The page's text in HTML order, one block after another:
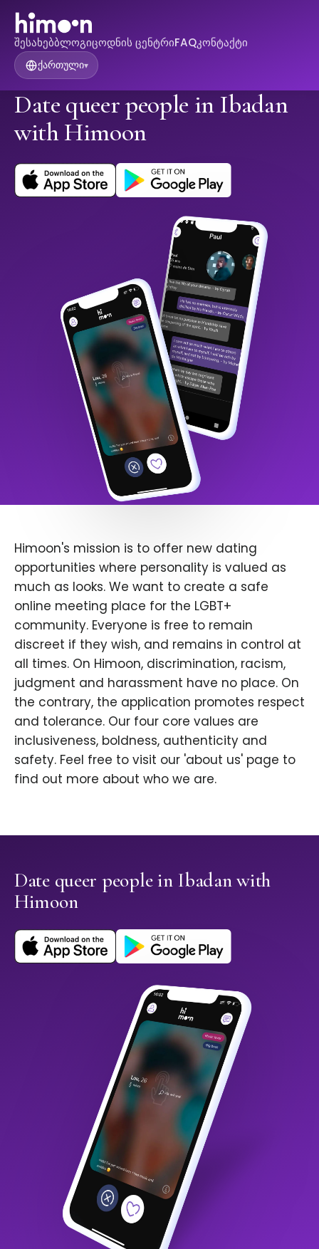
შესახებბლოგიცოდნის ცენტრიFAQკონტაქტი
ქართული▾
Date queer people in Ibadan
with Himoon
Himoon's mission is to offer new dating
opportunities where personality is valued as
much as looks. We want to create a safe
online meeting place for the LGBT+
community. Everyone is free to remain
discreet if they wish, and remains in control at
all times. On Himoon, discrimination, racism,
judgment and harassment have no place. On
the contrary, the application promotes respect
and tolerance. Our four core values are
inclusiveness, boldness, authenticity and
safety. Feel free to visit our 'about us' page to
find out more about who we are.
Date queer people in Ibadan with
Himoon